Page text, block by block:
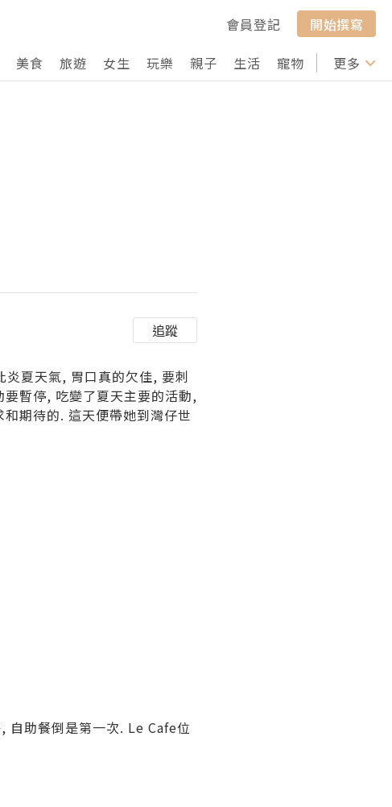
會員登記
開始撰寫
美食 旅遊 女生 玩樂 親子 生活 寵物 行山 打卡
更多
追蹤
夏天氣, 胃口真的欠佳, 要刺
暫停, 吃變了夏天主要的活動,
期待的. 這天便帶她到灣仔世
自助餐倒是第一次. Le Cafe位